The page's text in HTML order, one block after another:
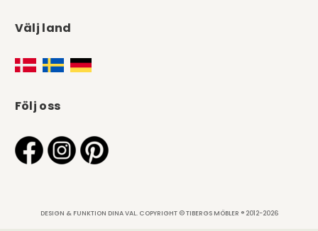
Välj land
Följ oss
DESIGN & FUNKTION DINA VAL. COPYRIGHT © TIBERGS MÖBLER ® 2012-2026